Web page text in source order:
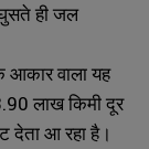
घुसते ही जल
आकार वाला यह
लाख किमी दूर
देता आ रहा है।